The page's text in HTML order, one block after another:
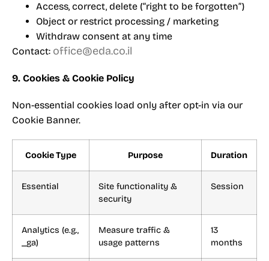
Access, correct, delete (“right to be forgotten”)
Object or restrict processing / marketing
Withdraw consent at any time
Contact: office@eda.co.il
9. Cookies & Cookie Policy
Non-essential cookies load only after opt-in via our
Cookie Banner.
Cookie Type Purpose Duration
Essential
Site functionality &
security
Session
Analytics (e.g.,
_ga)
Measure traffic &
usage patterns
13
months